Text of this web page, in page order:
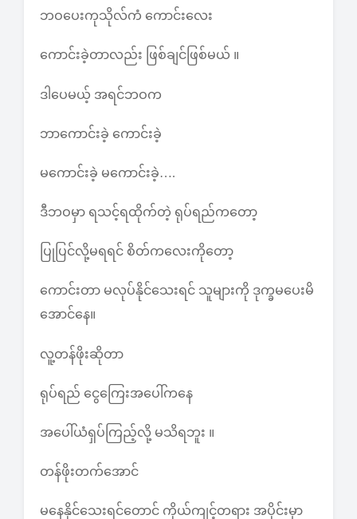
ဘဝပေးကုသိုလ်ကံ ကောင်းလေး
ကောင်းခဲ့တာလည်း ဖြစ်ချင်ဖြစ်မယ် ။
ဒါပေမယ့် အရင်ဘဝက
ဘာကောင်းခဲ့ ကောင်းခဲ့
မကောင်းခဲ့ မကောင်းခဲ့….
ဒီဘဝမှာ ရသင့်ရထိုက်တဲ့ ရုပ်ရည်ကတော့
ပြုပြင်လို့မရရင် စိတ်ကလေးကိုတော့
ကောင်းတာ မလုပ်နိုင်သေးရင် သူများကို ဒုက္ခမပေးမိ
အောင်နေ။
လူ့တန်ဖိုးဆိုတာ
ရုပ်ရည် ငွေကြေးအပေါ်ကနေ
အပေါ်ယံရှပ်ကြည့်လို့ မသိရဘူး ။
တန်ဖိုးတက်အောင်
မနေနိုင်သေးရင်တောင် ကိုယ်ကျင့်တရား အပိုင်းမှာ